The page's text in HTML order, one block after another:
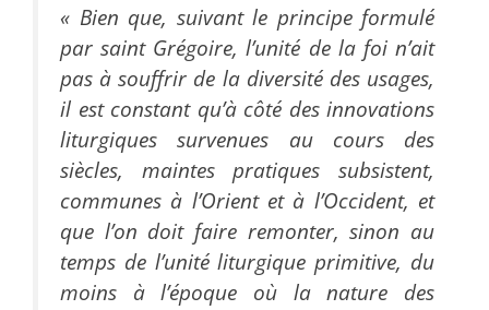
« Bien que, suivant le principe formulé
par saint Grégoire, l’unité de la foi n’ait
pas à souffrir de la diversité des usages,
il est constant qu’à côté des innovations
liturgiques survenues au cours des
siècles, maintes pratiques subsistent,
communes à l’Orient et à l’Occident, et
que l’on doit faire remonter, sinon au
temps de l’unité liturgique primitive, du
moins à l’époque où la nature des